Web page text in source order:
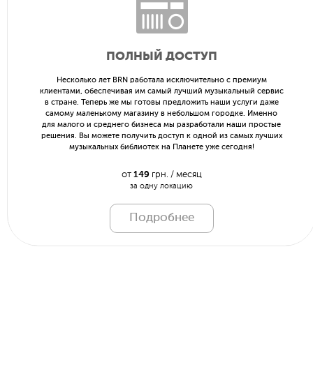
ПОЛНЫЙ ДОСТУП
Несколько лет BRN работала исключительно с премиум
клиентами, обеспечивая им самый лучший музыкальный сервис
в стране. Теперь же мы готовы предложить наши услуги даже
самому маленькому магазину в небольшом городке. Именно
для малого и среднего бизнеса мы разработали наши простые
решения. Вы можете получить доступ к одной из самых лучших
музыкальных библиотек на Планете уже сегодня!
от 149 грн. / месяц
за одну локацию
Подробнее